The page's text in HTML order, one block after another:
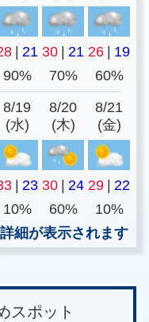
| 21 30 | 21 26 | 19
90% 70% 60%
8/19
(水)
8/20
(木)
8/21
(金)
23 30 24 29
22
10% 60%
10%
細が表示されます
スポット